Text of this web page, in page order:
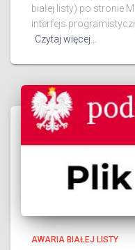
białej listy) po stronie
interfejs
Czytaj więcej…
AWARIA BIAŁEJ LISTY